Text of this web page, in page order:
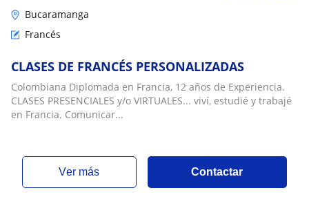
Bucaramanga
Francés
CLASES DE FRANCÉS PERSONALIZADAS
Colombiana Diplomada en Francia, 12 años de Experiencia.
CLASES PRESENCIALES y/o VIRTUALES... viví, estudié y trabajé
en Francia. Comunicar...
ver más Contactar